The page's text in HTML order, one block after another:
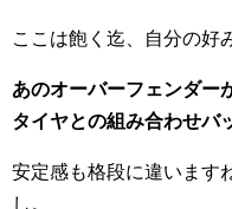
ここは飽く迄、自分の好
あのオーバーフェンダ
タイヤとの組み合わせバ
安定感も格段に違います
し。